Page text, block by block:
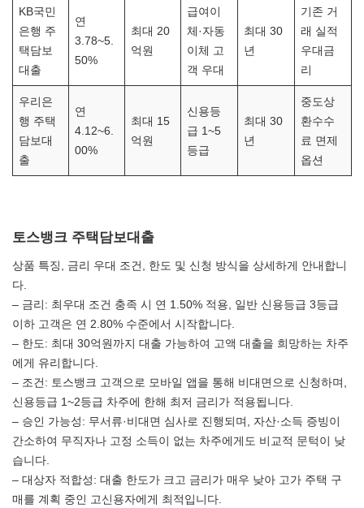
KB국민
은행 주
택담보
대출
연
3.78~5.
50%
최대 20
억원
급여이
체·자동
이체 고
객 우대
최대 30
년
기존 거
래 실적
우대금
리
우리은
행 주택
담보대
출
연
4.12~6.
00%
최대 15
억원
신용등
급 1~5
등급
최대 30
년
중도상
환수수
료 면제
옵션
토스뱅크 주택담보대출
상품 특징, 금리 우대 조건, 한도 및 신청 방식을 상세하게 안내합니
다.
– 금리: 최우대 조건 충족 시 연 1.50% 적용, 일반 신용등급 3등급
이하 고객은 연 2.80% 수준에서 시작합니다.
– 한도: 최대 30억원까지 대출 가능하여 고액 대출을 희망하는 차주
에게 유리합니다.
– 조건: 토스뱅크 고객으로 모바일 앱을 통해 비대면으로 신청하며,
신용등급 1~2등급 차주에 한해 최저 금리가 적용됩니다.
– 승인 가능성: 무서류·비대면 심사로 진행되며, 자산·소득 증빙이
간소하여 무직자나 고정 소득이 없는 차주에게도 비교적 문턱이 낮
습니다.
– 대상자 적합성: 대출 한도가 크고 금리가 매우 낮아 고가 주택 구
매를 계획 중인 고신용자에게 최적입니다.